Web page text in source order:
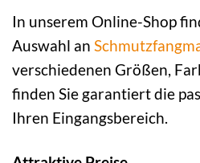
In unserem Online-Shop
Auswahl an
verschiedenen Größen,
finden Sie garantiert die
Ihren Eingangsbereich.